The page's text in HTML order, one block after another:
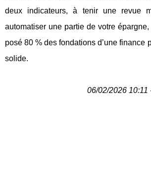
deux indicateurs, à tenir une revue
automatiser une partie de votre
posé 80 % des fondations d’une finance
solide.
06/02/2026 10:11